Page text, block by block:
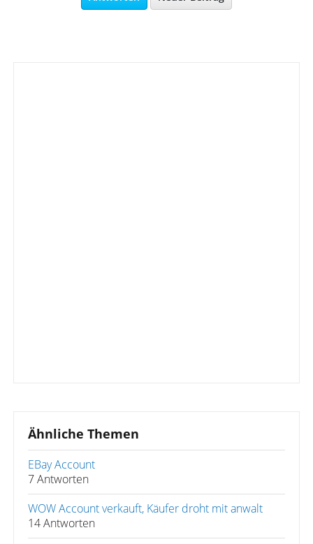
Ähnliche Themen
EBay Account
7 Antworten
WOW Account verkauft, Käufer droht mit anwalt
14 Antworten